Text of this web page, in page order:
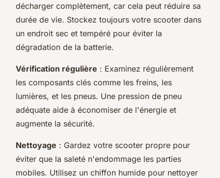
décharger complètement, car cela peut réduire sa
durée de vie. Stockez toujours votre scooter dans
un endroit sec et tempéré pour éviter la
dégradation de la batterie.
Vérification régulière : Examinez régulièrement
les composants clés comme les freins, les
lumières, et les pneus. Une pression de pneu
adéquate aide à économiser de l'énergie et
augmente la sécurité.
Nettoyage : Gardez votre scooter propre pour
éviter que la saleté n'endommage les parties
mobiles. Utilisez un chiffon humide pour nettoyer